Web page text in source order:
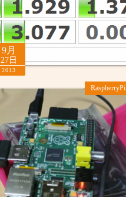
9月
27日
2013
RaspberryPi